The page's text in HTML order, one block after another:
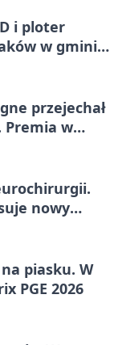
i ploter
w gminie
przejechał
Premia w
nowy
piasku. W
PGE 2026